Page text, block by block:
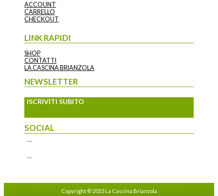
ACCOUNT
CARRELLO
CHECKOUT
LINK RAPIDI
SHOP
CONTATTI
LA CASCINA BRIANZOLA
NEWSLETTER
ISCRIVITI SUBITO
SOCIAL
Copyright © 2023 La Cascina Brianzola